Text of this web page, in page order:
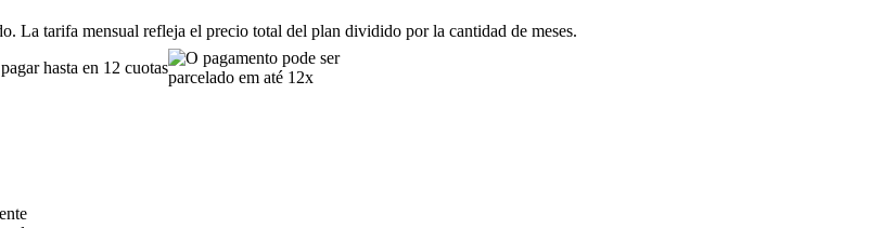
La tarifa mensual refleja el precio total del plan dividido por la cantidad de meses.
hasta en 12 cuotas